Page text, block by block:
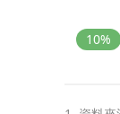
10%